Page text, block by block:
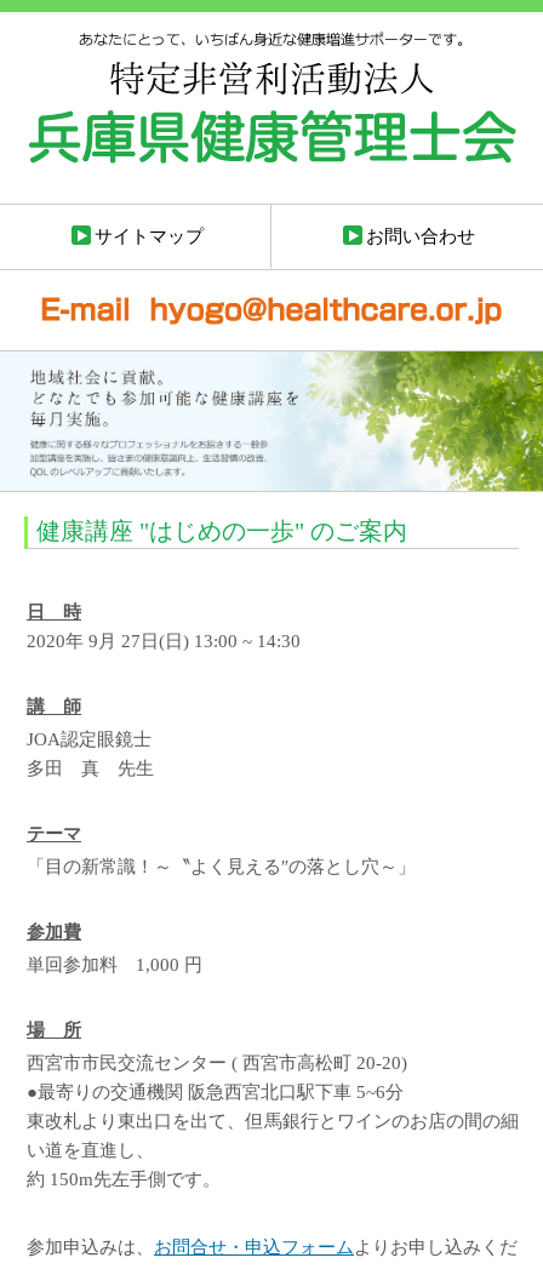
サイトマップ お問い合わせ
健康講座 "はじめの一歩" のご案内
日 時
2020年 9月 27日(日) 13:00 ~ 14:30
講 師
JOA認定眼鏡士
多田 真 先生
テーマ
「目の新常識！～〝よく見える″の落とし穴～」
参加費
単回参加料 1,000 円
場 所
西宮市市民交流センター ( 西宮市高松町 20-20)
●最寄りの交通機関 阪急西宮北口駅下車 5~6分
東改札より東出口を出て、但馬銀行とワインのお店の間の細
い道を直進し、
約 150m先左手側です。
参加申込みは、 お問合せ・申込フォーム よりお申し込みくだ